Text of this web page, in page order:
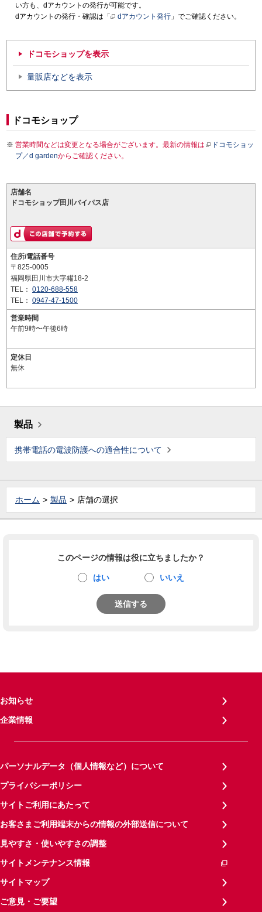
い方も、dアカウントの発行が可能です。
dアカウントの発行・確認は「
dアカウント発行 」でご確認ください。
ドコモショップを表示
量販店などを表示
ドコモショップ
営業時間などは変更となる場合がございます。最新の情報は
ドコモショッ
プ／d gardenからご確認ください。
店舗名
ドコモショップ田川バイパス店
住所/電話番号
〒825-0005
福岡県田川市大字糒18-2
TEL： 0120-688-558
TEL： 0947-47-1500
営業時間
午前9時〜午後6時
定休日
無休
製品
携帯電話の電波防護への適合性について
ホーム 製品 店舗の選択
このページの情報は役に立ちましたか？
はい いいえ
送信する
お知らせ
企業情報
パーソナルデータ（個人情報など）について
プライバシーポリシー
サイトご利用にあたって
お客さまご利用端末からの情報の外部送信について
見やすさ・使いやすさの調整
サイトメンテナンス情報
サイトマップ
ご意見・ご要望